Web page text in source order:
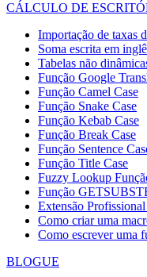
CÁLCULO DE
Importação de taxas
Soma escrita em
Tabelas não
Função Google
Função Camel Case
Função Snake Case
Função Kebab Case
Função Break Case
Função Sentence
Função Title Case
Fuzzy Lookup
Função
Extensão
Como criar uma
Como escrever uma
BLOGUE